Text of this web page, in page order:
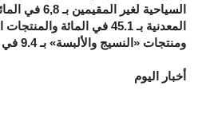
السياحية لغير
ومنتجات «النسيج والألبسة» بـ 9.4 في المائة.
أخبار اليوم